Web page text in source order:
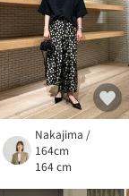
Nakajima /
164cm
164 cm